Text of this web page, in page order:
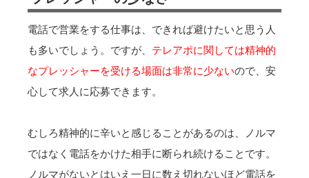
電話で営業をする仕事は、できれば避けたいと思う人
も多いでしょう。ですが、 テレアポに関しては精神的
なプレッシャーを受ける場面は非常に少ないので、安
心して求人に応募できます。
むしろ精神的に辛いと感じることがあるのは、ノルマ
ではなく電話をかけた相手に断られ続けることです。
ノルマがないとはいえ一日に数え切れないほど電話を